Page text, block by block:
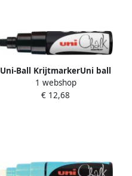
Uni-Ball KrijtmarkerUni ball
zwart beitelvormige punt
van 8 mm
1 webshop
€ 12,68